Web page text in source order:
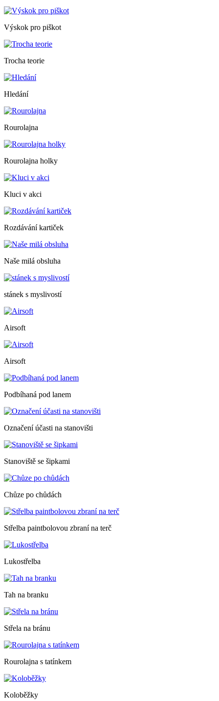
Výskok pro piškot
Trocha teorie
Hledání
Rourolajna
Rourolajna holky
Kluci v akci
Rozdávání kartiček
Naše milá obsluha
stánek s myslivostí
Airsoft
Airsoft
Podbíhaná pod lanem
Označení účasti na stanovišti
Stanoviště se šipkami
Chůze po chůdách
Střelba paintbolovou zbraní na terč
Lukostřelba
Tah na branku
Střela na bránu
Rourolajna s tatínkem
Koloběžky